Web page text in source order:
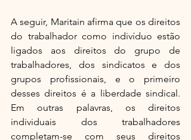
A seguir, Maritain afirma que os direitos
do trabalhador como indivíduo estão
ligados aos direitos do grupo de
trabalhadores, dos sindicatos e dos
grupos profissionais, e o primeiro
desses direitos é a liberdade sindical.
Em outras palavras, os direitos
individuais dos trabalhadores
completam-se com seus direitos